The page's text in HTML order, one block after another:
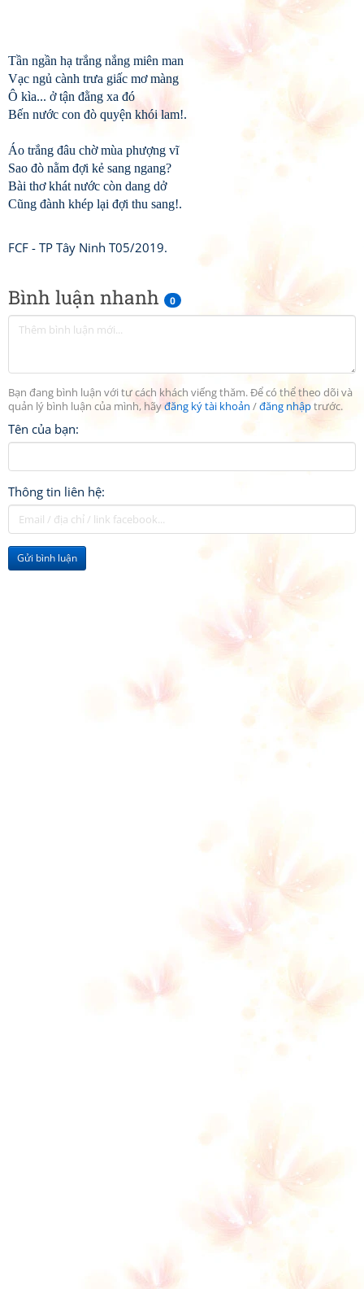
Bình luận nhanh 0
Bạn đang bình luận với tư cách khách viếng thăm. Để có thể theo dõi và
quản lý bình luận của mình, hãyđăng ký tài khoản /đăng nhậptrước.
Tên của bạn:
Thông tin liên hệ:
Gửi bình luận
Tần ngần hạ trắng nắng miên man
Vạc ngủ cành trưa giấc mơ màng
Ô kìa... ở tận đằng xa đó
Bến nước con đò quyện khói lam!.
Áo trắng đâu chờ mùa phượng vĩ
Sao đò nằm đợi kẻ sang ngang?
Bài thơ khát nước còn dang dở
Cũng đành khép lại đợi thu sang!.
FCF - TP Tây Ninh T05/2019.